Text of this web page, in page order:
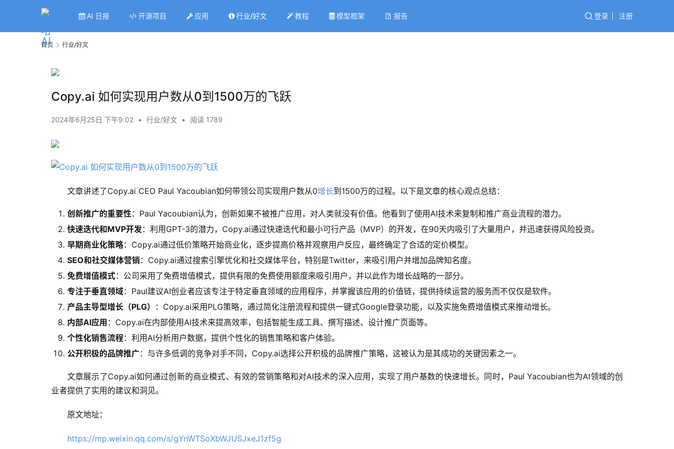
AI 日报 开源项目 应用 行业/好文 教程 模型框架 报告 登录 注册
首页 行业/好文
Copy.ai 如何实现用户数从0到1500万的飞跃
2024年6月25日 下午9:02 • 行业/好文 • 阅读 1789
文章讲述了Copy.ai CEO Paul Yacoubian如何带领公司实现用户数从0增长到1500万的过程。以下是文章的核心观点总结：
创新推广的重要性：Paul Yacoubian认为，创新如果不被推广应用，对人类就没有价值。他看到了使用AI技术来复制和推广商业流程的潜力。
快速迭代和MVP开发：利用GPT-3的潜力，Copy.ai通过快速迭代和最小可行产品（MVP）的开发，在90天内吸引了大量用户，并迅速获得风险投资。
早期商业化策略：Copy.ai通过低价策略开始商业化，逐步提高价格并观察用户反应，最终确定了合适的定价模型。
SEO和社交媒体营销：Copy.ai通过搜索引擎优化和社交媒体平台，特别是Twitter，来吸引用户并增加品牌知名度。
免费增值模式：公司采用了免费增值模式，提供有限的免费使用额度来吸引用户，并以此作为增长战略的一部分。
专注于垂直领域：Paul建议AI创业者应该专注于特定垂直领域的应用程序，并掌握该应用的价值链，提供持续运营的服务而不仅仅是软件。
产品主导型增长（PLG）
：Copy.ai采用PLG策略，通过简化注册流程和提供一键式Google登录功能，以及实施免费增值模式来推动增长。
内部AI应用 ：Copy.ai在内部使用AI技术来提高效率，包括智能生成工具、撰写描述、设计推广页面等。
个性化销售流程：利用AI分析用户数据，提供个性化的销售策略和客户体验。
公开积极的品牌推广：与许多低调的竞争对手不同，Copy.ai选择公开积极的品牌推广策略，这被认为是其成功的关键因素之一。
文章展示了Copy.ai如何通过创新的商业模式、有效的营销策略和对AI技术的深入应用，实现了用户基数的快速增长。同时，Paul Yacoubian也为AI领域的创
业者提供了实用的建议和洞见。
原文地址：
https://mp.weixin.qq.com/s/gYnWTSoXbWJUSJxeJ1zf5g